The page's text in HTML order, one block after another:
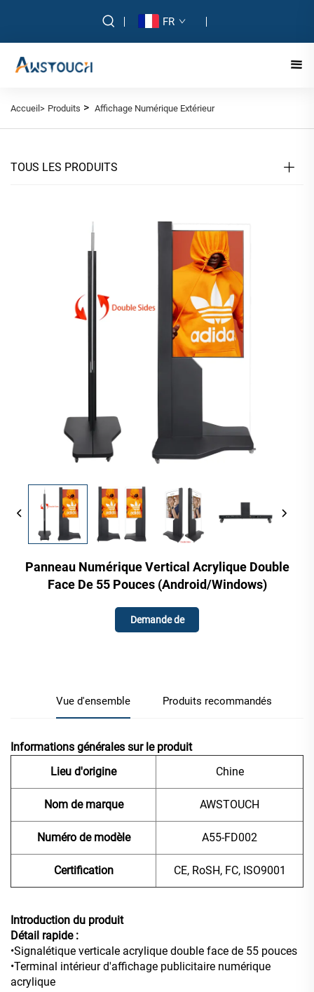
FR
Accueil> Produits > Affichage Numérique Extérieur
TOUS LES PRODUITS
Panneau Numérique Vertical Acrylique Double
Face De 55 Pouces (Android/Windows)
Demande de
Vue d'ensemble Produits recommandés
Informations générales sur le produit
Lieu d'origine
Chine
Nom de marque AWSTOUCH
Numéro de modèle A55-FD002
Certification CE, RoSH, FC, ISO9001
Introduction du produit
Détail rapide :
•Signalétique verticale acrylique double face de 55 pouces
•Terminal intérieur d'affichage publicitaire numérique
acrylique